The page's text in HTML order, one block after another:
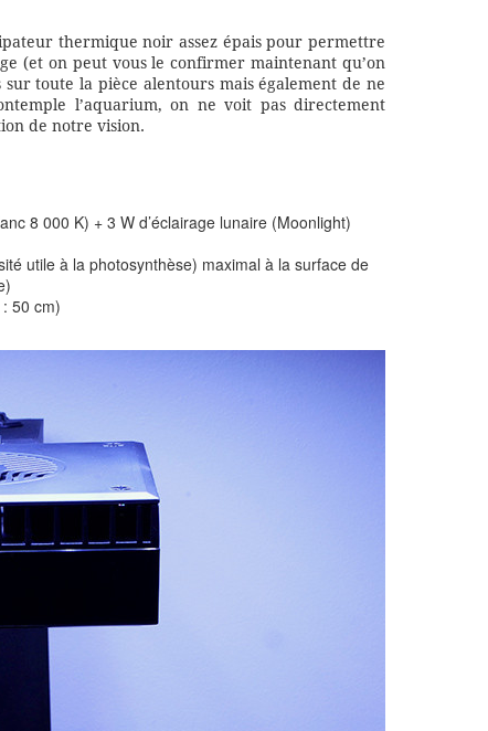
thermique noir assez épais pour permettre
(et on peut vous le confirmer maintenant qu’on
toute la pièce alentours mais également de ne
l’aquarium, on ne voit pas directement
de notre vision.
8 000 K) + 3 W d’éclairage lunaire (Moonlight)
utile à la photosynthèse) maximal à la surface de
50 cm)